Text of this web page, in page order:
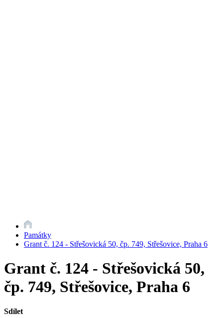
Památky
Grant č. 124 - Střešovická 50, čp. 749, Střešovice, Praha 6
Grant č. 124 - Střešovická 50,
čp. 749, Střešovice, Praha 6
Sdílet